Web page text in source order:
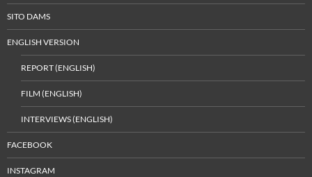
SITO DAMS
ENGLISH VERSION
REPORT (ENGLISH)
FILM (ENGLISH)
INTERVIEWS (ENGLISH)
FACEBOOK
INSTAGRAM